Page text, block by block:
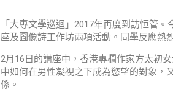
「大專文學巡迴」2017年再度到訪恒管
座及圖像詩工作坊兩項活動。同學反應熱
2月16日的講座中，香港專欄作家方太初
中如何在男性凝視之下成為慾望的對象，
係。